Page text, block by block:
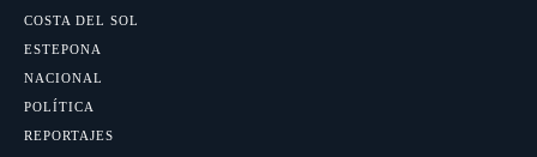
COSTA DEL SOL
ESTEPONA
NACIONAL
POLÍTICA
REPORTAJES